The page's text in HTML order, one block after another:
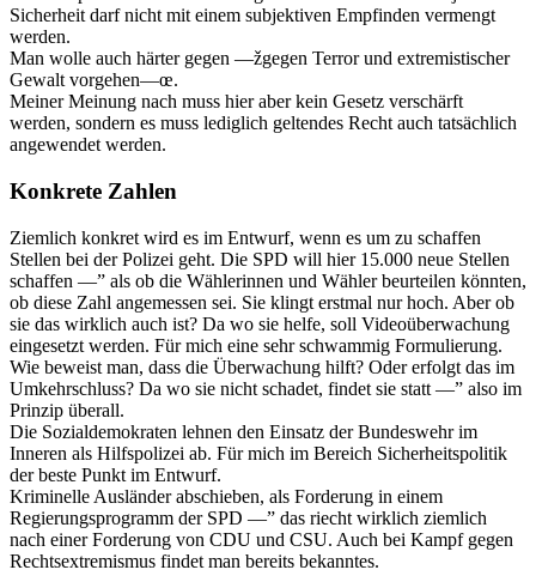
Sicherheit darf nicht mit einem subjektiven Empfinden vermengt
werden.
Man wolle auch härter gegen —žgegen Terror und extremistischer
Gewalt vorgehen—œ.
Meiner Meinung nach muss hier aber kein Gesetz verschärft
werden, sondern es muss lediglich geltendes Recht auch tatsächlich
angewendet werden.
Konkrete Zahlen
Ziemlich konkret wird es im Entwurf, wenn es um zu schaffen
Stellen bei der Polizei geht. Die SPD will hier 15.000 neue Stellen
schaffen —” als ob die Wählerinnen und Wähler beurteilen könnten,
ob diese Zahl angemessen sei. Sie klingt erstmal nur hoch. Aber ob
sie das wirklich auch ist? Da wo sie helfe, soll Videoüberwachung
eingesetzt werden. Für mich eine sehr schwammig Formulierung.
Wie beweist man, dass die Überwachung hilft? Oder erfolgt das im
Umkehrschluss? Da wo sie nicht schadet, findet sie statt —” also im
Prinzip überall.
Die Sozialdemokraten lehnen den Einsatz der Bundeswehr im
Inneren als Hilfspolizei ab. Für mich im Bereich Sicherheitspolitik
der beste Punkt im Entwurf.
Kriminelle Ausländer abschieben, als Forderung in einem
Regierungsprogramm der SPD —” das riecht wirklich ziemlich
nach einer Forderung von CDU und CSU. Auch bei Kampf gegen
Rechtsextremismus findet man bereits bekanntes.